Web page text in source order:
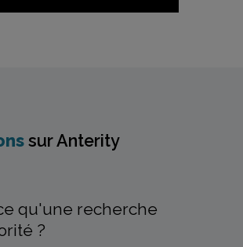
sur Anterity
qu'une recherche
?